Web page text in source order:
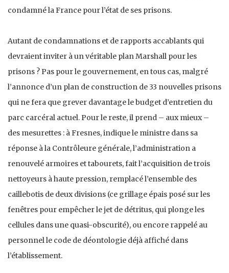
condamné la France pour l’état de ses prisons.
Autant de condamnations et de rapports accablants qui
devraient inviter à un véritable plan Marshall pour les
prisons ? Pas pour le gouvernement, en tous cas, malgré
l’annonce d’un plan de construction de 33 nouvelles prisons
qui ne fera que grever davantage le budget d’entretien du
parc carcéral actuel. Pour le reste, il prend – aux mieux –
des mesurettes : à Fresnes, indique le ministre dans sa
réponse à la Contrôleure générale, l’administration a
renouvelé armoires et tabourets, fait l’acquisition de trois
nettoyeurs à haute pression, remplacé l’ensemble des
caillebotis de deux divisions (ce grillage épais posé sur les
fenêtres pour empêcher le jet de détritus, qui plonge les
cellules dans une quasi-obscurité), ou encore rappelé au
personnel le code de déontologie déjà affiché dans
l’établissement.